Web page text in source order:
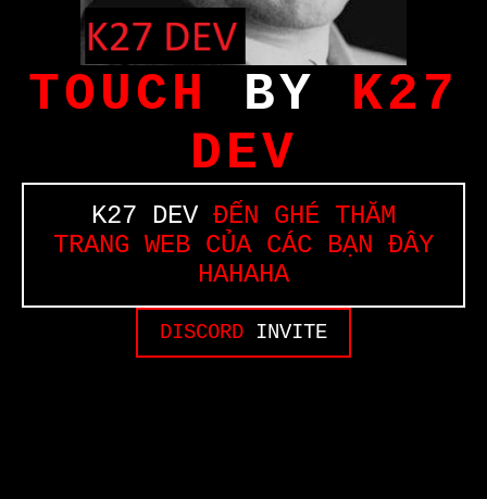
TOUCH BY K27
DEV
K27 DEVĐẾN GHÉ THĂM
TRANG WEB CỦA CÁC BẠN ĐÂY
HAHAHA
DISCORD INVITE